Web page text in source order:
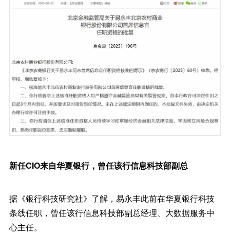
新任CIO来自华夏银行，曾任该行信息科技部副总
据《银行科技研究社》了解，易永丰此前在华夏银行科技
条线任职，曾任该行信息科技部副总经理、大数据服务中
心主任。